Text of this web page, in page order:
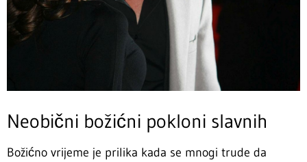
Neobični božićni pokloni slavnih
Božićno vrijeme je prilika kada se mnogi trude da